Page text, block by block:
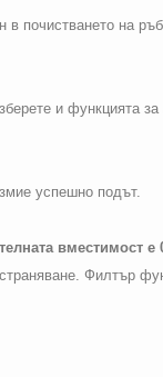
в почистването на
и функцията за
успешно подът.
вместимост е
Филтър